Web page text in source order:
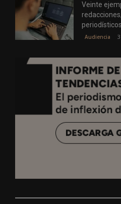
Veinte
periodísticos
Audiencia